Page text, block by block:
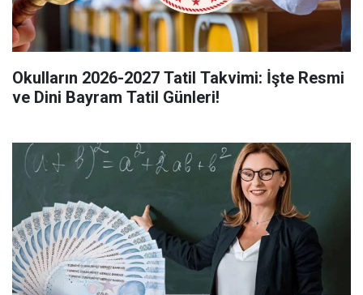
Okulların 2026-2027 Tatil Takvimi: İşte Resmi
ve Dini Bayram Tatil Günleri!